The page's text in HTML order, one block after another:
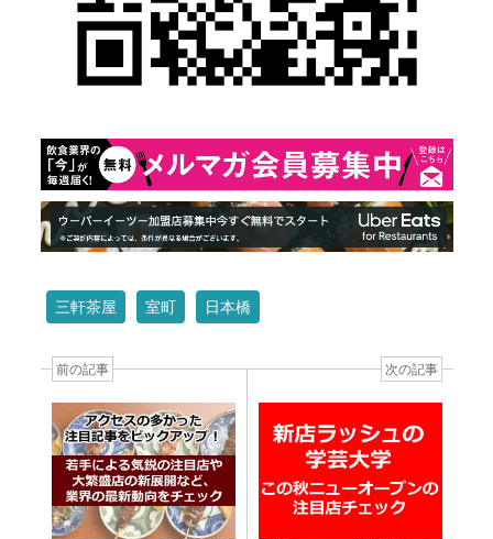
三軒茶屋 室町 日本橋
前の記事 次の記事